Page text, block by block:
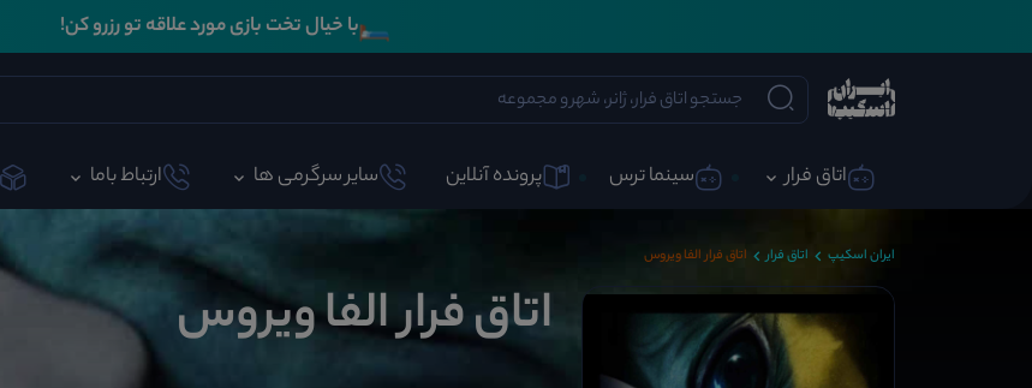
🛏️با خیال تخت بازی مورد علاقه تو رزرو کن!
اتاق فرار سینما ترس پرونده آنلاین سایر سرگرمی ها ارتباط باما
ایران اسکیپ اتاق فرار اتاق فرار الفا ویروس
اتاق فرار الفا ویروس